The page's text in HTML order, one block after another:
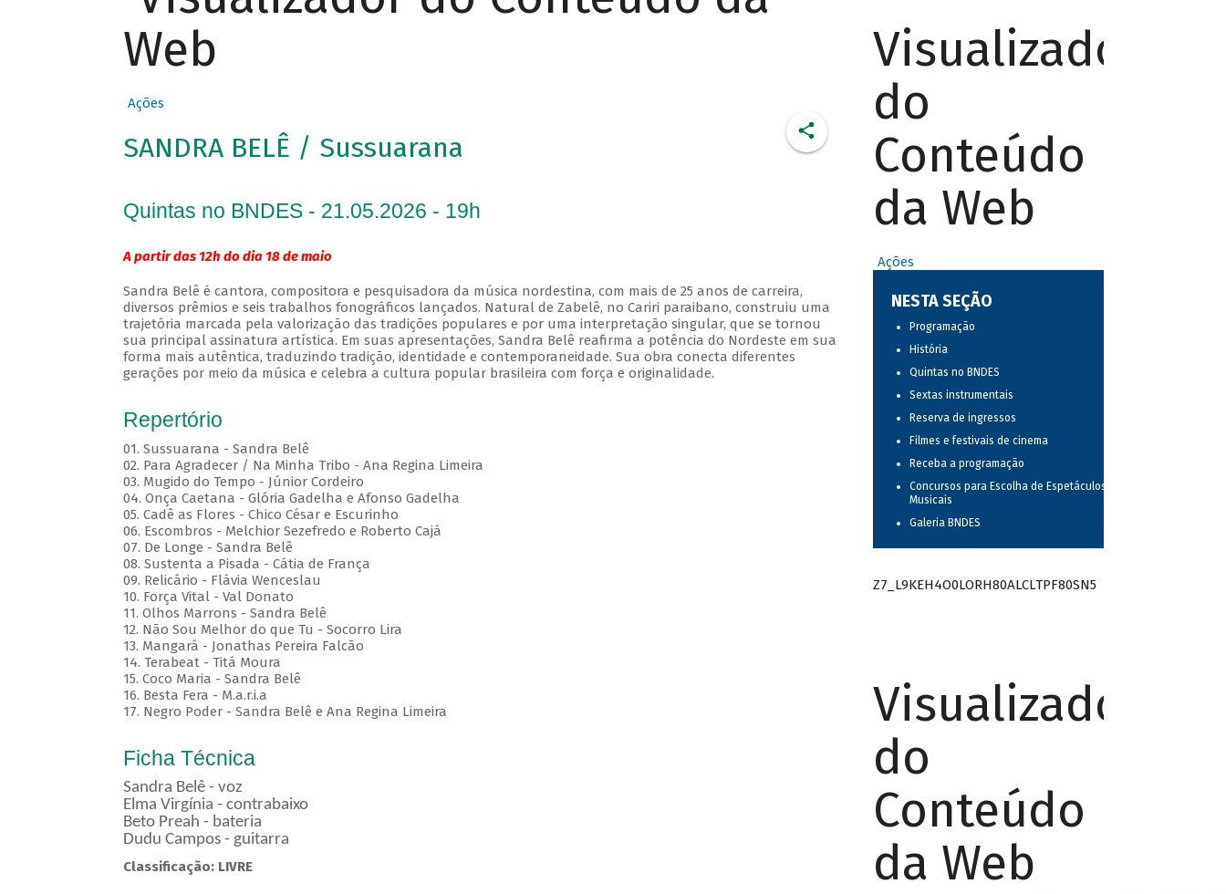
Web
Ações
SANDRA BELÊ / Sussuarana
Quintas no BNDES - 21.05.2026 - 19h
A partir das 12h do dia 18 de maio
Sandra Belê é cantora, compositora e pesquisadora da música nordestina, com mais de 25 anos de carreira,
diversos prêmios e seis trabalhos fonográficos lançados. Natural de Zabelê, no Cariri paraibano, construiu uma
trajetória marcada pela valorização das tradições populares e por uma interpretação singular, que se tornou
sua principal assinatura artística. Em suas apresentações, Sandra Belê reafirma a potência do Nordeste em sua
forma mais autêntica, traduzindo tradição, identidade e contemporaneidade. Sua obra conecta diferentes
gerações por meio da música e celebra a cultura popular brasileira com força e originalidade.
Repertório
01. Sussuarana - Sandra Belê
02. Para Agradecer / Na Minha Tribo - Ana Regina Limeira
03. Mugido do Tempo - Júnior Cordeiro
04. Onça Caetana - Glória Gadelha e Afonso Gadelha
05. Cadê as Flores - Chico César e Escurinho
06. Escombros - Melchior Sezefredo e Roberto Cajá
07. De Longe - Sandra Belê
08. Sustenta a Pisada - Cátia de França
09. Relicário - Flávia Wenceslau
10. Força Vital - Val Donato
11. Olhos Marrons - Sandra Belê
12. Não Sou Melhor do que Tu - Socorro Lira
13. Mangará - Jonathas Pereira Falcão
14. Terabeat - Titá Moura
15. Coco Maria - Sandra Belê
16. Besta Fera - M.a.r.i.a
17. Negro Poder - Sandra Belê e Ana Regina Limeira
Ficha Técnica
Sandra Belê - voz
Elma Virgínia - contrabaixo
Beto Preah - bateria
Dudu Campos - guitarra
Classificação: LIVRE
Visualizador
do
Conteúdo
da Web
Ações
NESTA SEÇÃO
Programação
História
Quintas no BNDES
Sextas instrumentais
Reserva de ingressos
Filmes e festivais de cinema
Receba a programação
Concursos para Escolha de Espetáculos
Musicais
Galeria BNDES
Z7_L9KEH4O0LORH80ALCLTPF80SN5
Visualizador
do
Conteúdo
da Web